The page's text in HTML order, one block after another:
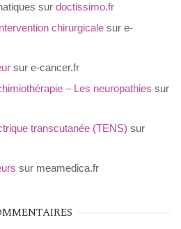
sur doctissimo.fr
chirurgicale sur e-
sur e-cancer.fr
– Les neuropathies sur
transcutanée (TENS) sur
sur meamedica.fr